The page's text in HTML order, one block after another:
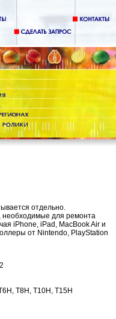
отдельно.
необходимые для ремонта
iPhone, iPad, MacBook Air и
от Nintendo, PlayStation
T8H, T10H, T15H